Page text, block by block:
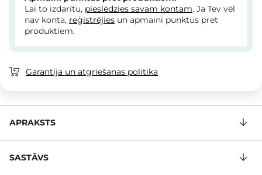
Lai to izdarītu, pieslēdzies savam kontam. Ja Tev vēl
nav konta, reģistrējies un apmaini punktus pret
produktiem.
Garantija un atgriešanas politika
APRAKSTS
SASTĀVS